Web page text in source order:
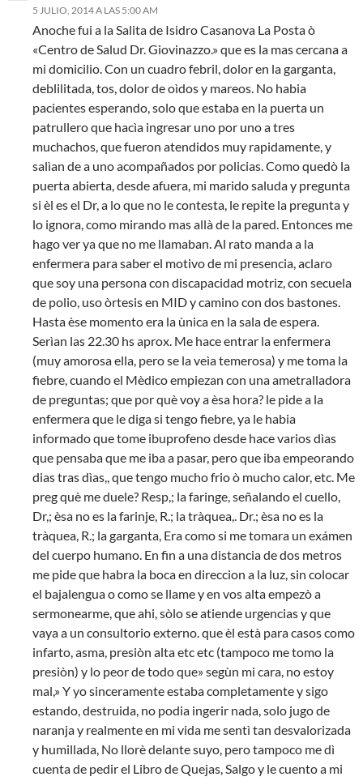
5 JULIO, 2014 A LAS 5:00 AM
Anoche fui a la Salita de Isidro Casanova La Posta ò
«Centro de Salud Dr. Giovinazzo.» que es la mas cercana a
mi domicilio. Con un cuadro febril, dolor en la garganta,
deblilitada, tos, dolor de oìdos y mareos. No habia
pacientes esperando, solo que estaba en la puerta un
patrullero que hacìa ingresar uno por uno a tres
muchachos, que fueron atendidos muy rapidamente, y
salìan de a uno acompañados por policias. Como quedò la
puerta abierta, desde afuera, mi marido saluda y pregunta
si èl es el Dr, a lo que no le contesta, le repite la pregunta y
lo ignora, como mirando mas allà de la pared. Entonces me
hago ver ya que no me llamaban. Al rato manda a la
enfermera para saber el motivo de mi presencia, aclaro
que soy una persona con discapacidad motriz, con secuela
de polio, uso òrtesis en MID y camino con dos bastones.
Hasta èse momento era la ùnica en la sala de espera.
Serìan las 22.30 hs aprox. Me hace entrar la enfermera
(muy amorosa ella, pero se la veìa temerosa) y me toma la
fiebre, cuando el Mèdico empiezan con una ametralladora
de preguntas; que por què voy a èsa hora? le pide a la
enfermera que le diga si tengo fiebre, ya le habia
informado que tome ibuprofeno desde hace varios dìas
que pensaba que me iba a pasar, pero que iba empeorando
dias tras dìas,, que tengo mucho frio ò mucho calor, etc. Me
preg què me duele? Resp,; la faringe, señalando el cuello,
Dr,; èsa no es la farinje, R.; la tràquea,. Dr.; èsa no es la
tràquea, R.; la garganta, Era como si me tomara un exámen
del cuerpo humano. En fin a una distancia de dos metros
me pide que habra la boca en direccion a la luz, sin colocar
el bajalengua o como se llame y en vos alta empezò a
sermonearme, que ahi, sòlo se atiende urgencias y que
vaya a un consultorio externo. que èl està para casos como
infarto, asma, presiòn alta etc etc (tampoco me tomo la
presiòn) y lo peor de todo que» segùn mi cara, no estoy
mal,» Y yo sinceramente estaba completamente y sigo
estando, destruida, no podia ingerir nada, solo jugo de
naranja y realmente en mi vida me sentì tan desvalorizada
y humillada, No llorè delante suyo, pero tampoco me dì
cuenta de pedir el Libro de Quejas, Salgo y le cuento a mi